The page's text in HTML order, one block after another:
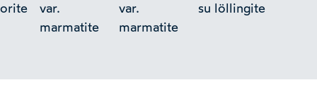
var.
marmatite
var.
marmatite
su löllingite